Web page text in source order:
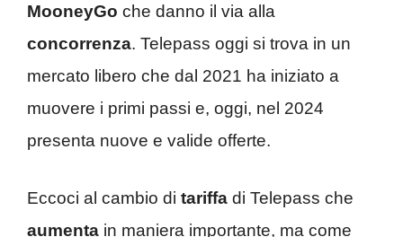
MooneyGo che danno il via alla
concorrenza. Telepass oggi si trova in un
mercato libero che dal 2021 ha iniziato a
muovere i primi passi e, oggi, nel 2024
presenta nuove e valide offerte.
Eccoci al cambio di tariffa di Telepass che
aumenta in maniera importante, ma come